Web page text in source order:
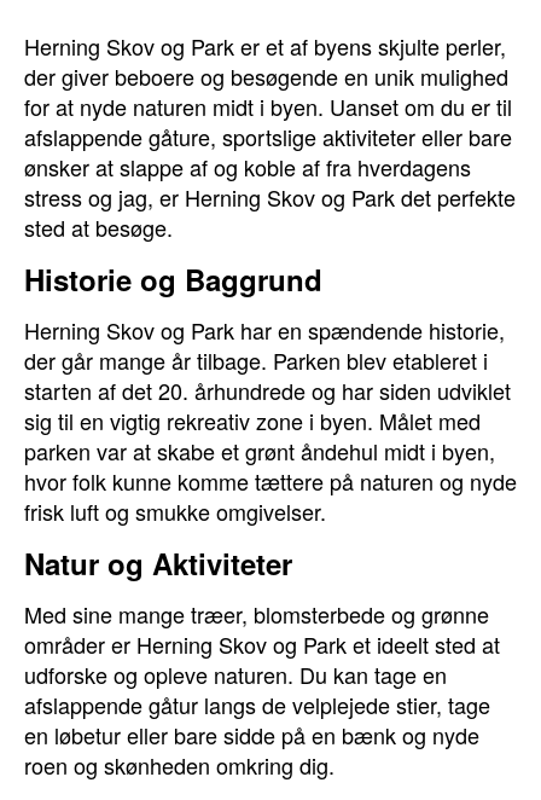
Herning Skov og Park er et af byens skjulte perler,
der giver beboere og besøgende en unik mulighed
for at nyde naturen midt i byen. Uanset om du er til
afslappende gåture, sportslige aktiviteter eller bare
ønsker at slappe af og koble af fra hverdagens
stress og jag, er Herning Skov og Park det perfekte
sted at besøge.
Historie og Baggrund
Herning Skov og Park har en spændende historie,
der går mange år tilbage. Parken blev etableret i
starten af det 20. århundrede og har siden udviklet
sig til en vigtig rekreativ zone i byen. Målet med
parken var at skabe et grønt åndehul midt i byen,
hvor folk kunne komme tættere på naturen og nyde
frisk luft og smukke omgivelser.
Natur og Aktiviteter
Med sine mange træer, blomsterbede og grønne
områder er Herning Skov og Park et ideelt sted at
udforske og opleve naturen. Du kan tage en
afslappende gåtur langs de velplejede stier, tage
en løbetur eller bare sidde på en bænk og nyde
roen og skønheden omkring dig.